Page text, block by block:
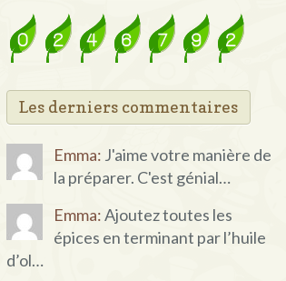
Les derniers commentaires
Emma: J'aime votre manière de
la préparer. C'est génial…
Emma:Ajoutez toutes les
épices en terminant par l’huile
d’ol…